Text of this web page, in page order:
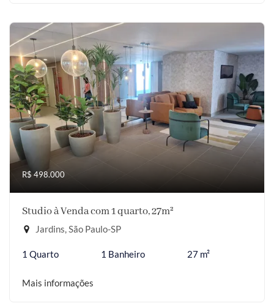
R$ 498.000
Studio à Venda com 1 quarto, 27m²
Jardins, São Paulo-SP
1 Quarto 1 Banheiro 27 m²
Mais informações